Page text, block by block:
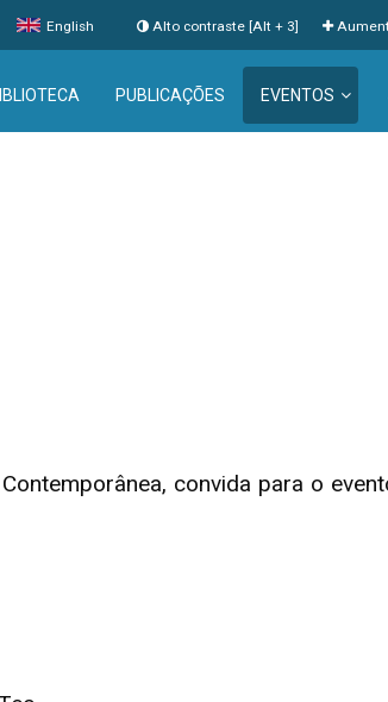
English Alto contraste [Alt + 3]
PUBLICAÇÕES EVENTOS
convida para o